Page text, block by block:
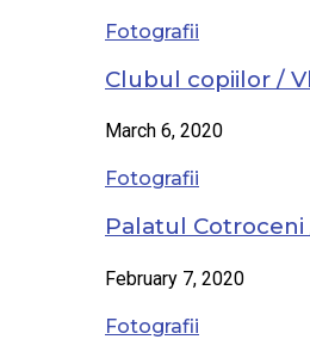
Fotografii
Clubul copiilor /
March 6, 2020
Fotografii
Palatul
February 7, 2020
Fotografii